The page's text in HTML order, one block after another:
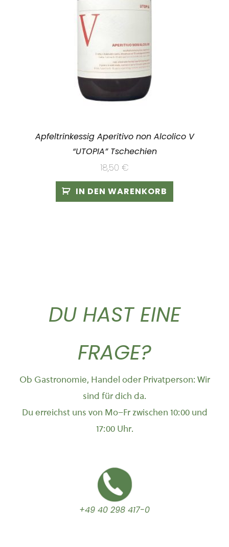
Apfeltrinkessig Aperitivo non Alcolico V
“UTOPIA” Tschechien
18,50 €
IN DEN WARENKORB
DU HAST EINE
FRAGE?
Ob Gastronomie, Handel oder Privatperson: Wir
sind für dich da.
Du erreichst uns von Mo–Fr zwischen 10:00 und
17:00 Uhr.
+49 40 298 417-0